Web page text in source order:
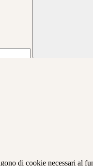
di cookie necessari al